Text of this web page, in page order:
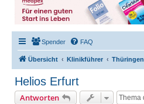
Spender FAQ
Übersicht Klinikführer Thüringen
Helios Erfurt
Antworten